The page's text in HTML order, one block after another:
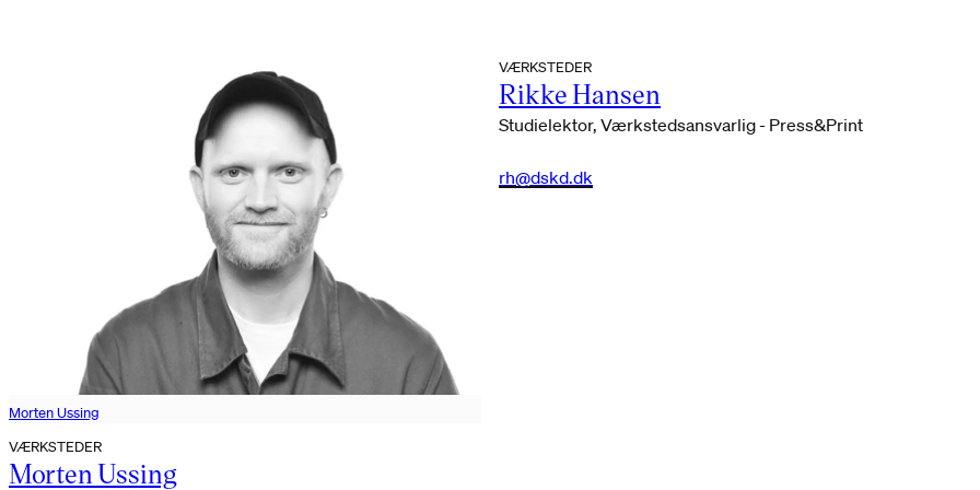
Morten Ussing
VÆRKSTEDER
Morten Ussing
VÆRKSTEDER
Rikke Hansen
Studielektor, Værkstedsansvarlig - Press&Print
rh@dskd.dk